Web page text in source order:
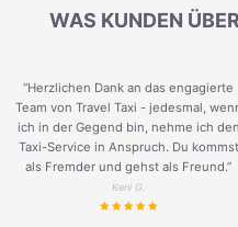
WAS KUNDEN
“Herzlichen Dank an das engagierte
Team von Travel Taxi - jedesmal,
ich in der Gegend bin, nehme ich den
Taxi-Service in Anspruch. Du kommst
als Fremder und gehst als Freund.”
Keni G.